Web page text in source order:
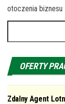
otoczenia biznesu
OFERTY
Zdalny Agent